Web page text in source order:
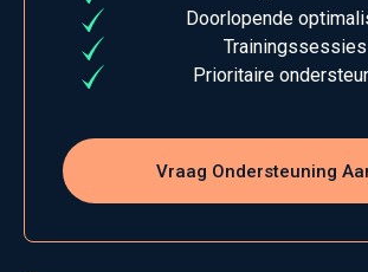
Doorlopende
Trainingssessies
Prioritaire
Vraag Ondersteuning